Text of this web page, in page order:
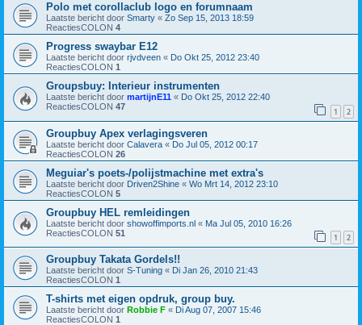
Polo met corollaclub logo en forumnaam
Laatste bericht door Smarty « Zo Sep 15, 2013 18:59
ReactiesCOLON 4
Progress swaybar E12
Laatste bericht door rjvdveen « Do Okt 25, 2012 23:40
ReactiesCOLON 1
Groupsbuy: Interieur instrumenten
Laatste bericht door martijnE11 « Do Okt 25, 2012 22:40
ReactiesCOLON 47 1 2
Groupbuy Apex verlagingsveren
Laatste bericht door Calavera « Do Jul 05, 2012 00:17
ReactiesCOLON 26
Meguiar's poets-/polijstmachine met extra's
Laatste bericht door Driven2Shine « Wo Mrt 14, 2012 23:10
ReactiesCOLON 5
Groupbuy HEL remleidingen
Laatste bericht door showoffimports.nl « Ma Jul 05, 2010 16:26
ReactiesCOLON 51 1 2
Groupbuy Takata Gordels!!
Laatste bericht door S-Tuning « Di Jan 26, 2010 21:43
ReactiesCOLON 1
T-shirts met eigen opdruk, group buy.
Laatste bericht door Robbie F « Di Aug 07, 2007 15:46
ReactiesCOLON 1